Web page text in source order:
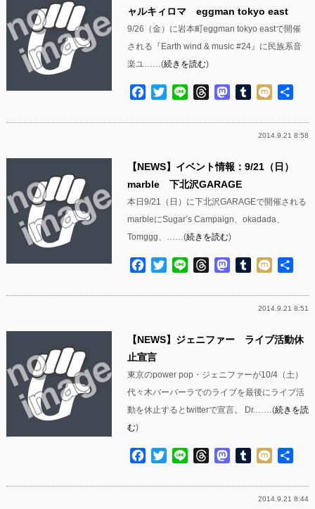
ャルキィロマ eggman tokyo east
9/26（金）に岩本町eggman tokyo eastで開催
される『Earth wind & music #24』に民族系音
楽ユ……(続きを読む)
Facebook
TwitterLine ThreadsMastodon
Tumblr
Mixi
2014.9.21 8:58
【NEWS】イベント情報：9/21（日）
marble 下北沢GARAGE
本日9/21（日）に下北沢GARAGEで開催される
marbleにSugar’s Campaign、okadada、
Tomggg、……(続きを読む)
Facebook
TwitterLine ThreadsMastodon
Tumblr
Mixi
2014.9.21 8:51
【NEWS】ジェニファー ライブ活動休
止宣言
東京のpower pop・ジェニファーが10/4（土）
代々木バーバーラでのライブを最後にライブ活
動を休止するとtwitterで宣言。 Dr.……(続きを読
む)
Facebook
TwitterLine ThreadsMastodon
Tumblr
Mixi
2014.9.21 8:44